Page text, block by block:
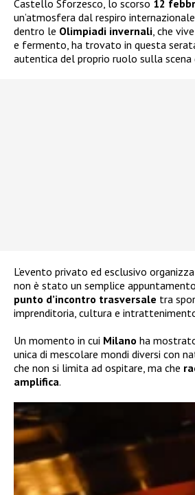
Castello Sforzesco, lo scorso 12
un’atmosfera dal respiro
dentro le Olimpiadi invernali, che
e fermento, ha trovato in questa
autentica del proprio ruolo sulla scena
L’evento privato ed esclusivo
non è stato un semplice
punto d’incontro trasversale tra
imprenditoria, cultura e
Un momento in cui Milano ha
unica di mescolare mondi diversi con
che non si limita ad ospitare, ma che
amplifica.